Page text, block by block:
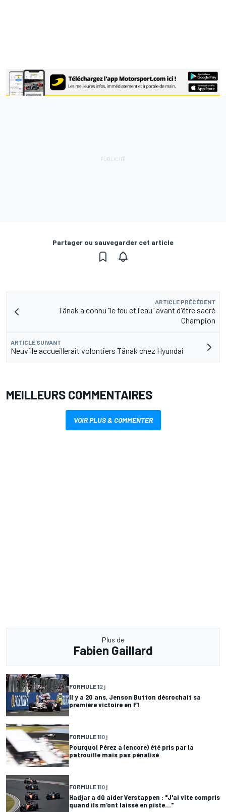
Partager ou sauvegarder cet article
ARTICLE PRÉCÉDENT
Tänak a connu "le feu et l'eau" avant d'être sacré
Champion
ARTICLE SUIVANT
Neuville accueillerait volontiers Tänak chez Hyundai
MEILLEURS COMMENTAIRES
VOIR PLUS & COMMENTER
Plus de
Fabien Gaillard
FORMULE 12 j
Il y a 20 ans, Jenson Button décrochait sa
première victoire en F1
FORMULE 110 j
Pourquoi Pérez a (encore) été pris par la
patrouille mais pas pénalisé
FORMULE 110 j
Hadjar a dû aider Verstappen : "J'ai vite compris
quand ils m'ont laissé en piste..."